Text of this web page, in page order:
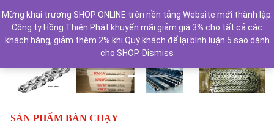
Previous Next
SẢN PHẨM BÁN CHẠY
Mừng khai trương SHOP ONLINE trên nền tảng Website mới thành lập.
Công ty Hồng Thiên Phát khuyến mãi giảm giá 3% cho tất cả các
khách hàng, giảm thêm 2% khi Quý khách để lại bình luận 5 sao dành
cho SHOP. Dismiss